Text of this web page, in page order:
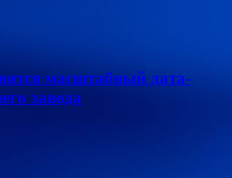
масштабный дата-
завода